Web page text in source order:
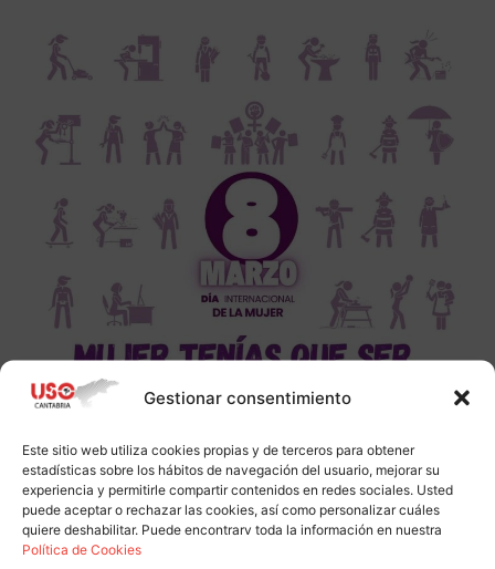
Gestionar consentimiento
Este sitio web utiliza cookies propias y de terceros para obtener
estadísticas sobre los hábitos de navegación del usuario, mejorar su
experiencia y permitirle compartir contenidos en redes sociales. Usted
puede aceptar o rechazar las cookies, así como personalizar cuáles
quiere deshabilitar. Puede encontrarv toda la información en nuestra
Política de Cookies